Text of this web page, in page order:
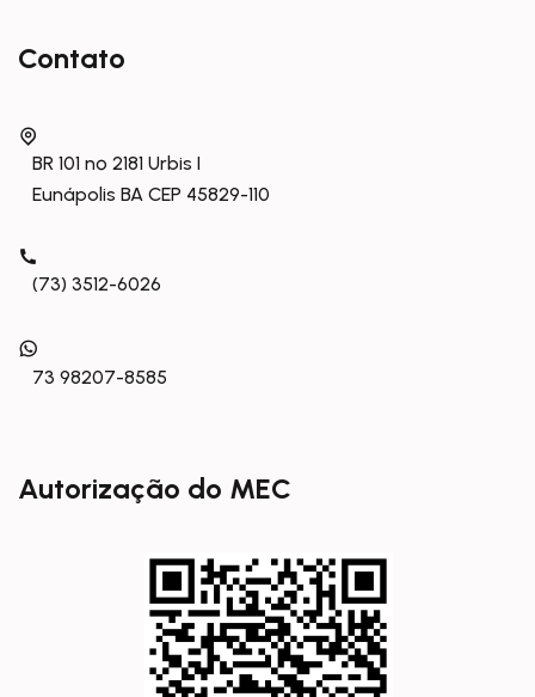
Contato
BR 101 nº 2181 Urbis I
Eunápolis BA CEP 45829-110
(73) 3512-6026
73 98207-8585
Autorização do MEC